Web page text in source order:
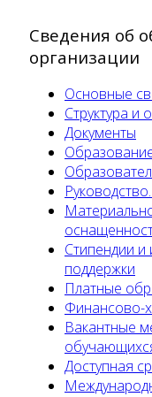
Сведения об
организации
Основные
Структура и
Документы
Стипендии
поддержки
Платные
Финансово-
Вакантные
Доступная